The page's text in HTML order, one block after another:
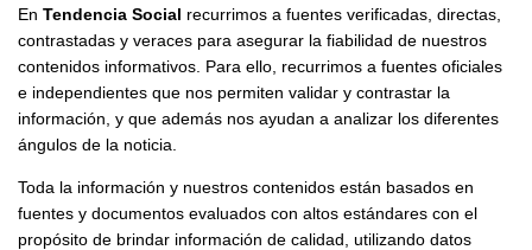
En Tendencia Social recurrimos a fuentes verificadas, directas,
contrastadas y veraces para asegurar la fiabilidad de nuestros
contenidos informativos. Para ello, recurrimos a fuentes oficiales
e independientes que nos permiten validar y contrastar la
información, y que además nos ayudan a analizar los diferentes
ángulos de la noticia.
Toda la información y nuestros contenidos están basados en
fuentes y documentos evaluados con altos estándares con el
propósito de brindar información de calidad, utilizando datos